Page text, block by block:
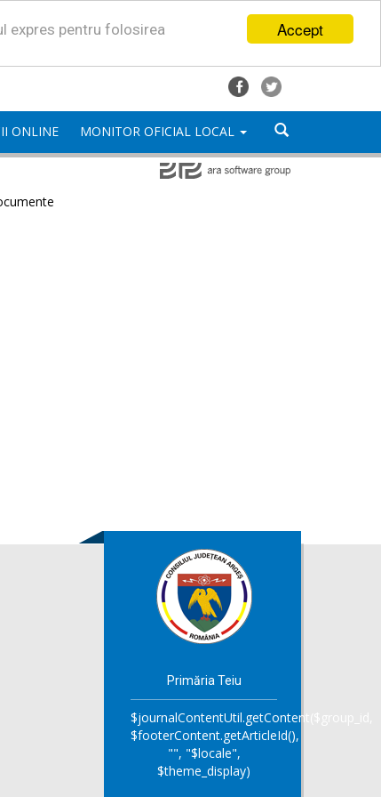
Accept
expres pentru folosirea
ONLINE MONITOR OFICIAL LOCAL
Primăria Teiu
$journalContentUtil.getContent($group_id,
$footerContent.getArticleId(),
"", "$locale",
$theme_display)